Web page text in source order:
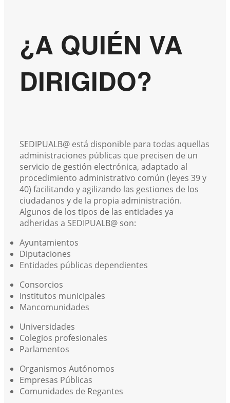
¿A QUIÉN VA
DIRIGIDO?
SEDIPUALB@ está disponible para todas aquellas
administraciones públicas que precisen de un
servicio de gestión electrónica, adaptado al
procedimiento administrativo común (leyes 39 y
40) facilitando y agilizando las gestiones de los
ciudadanos y de la propia administración.
Algunos de los tipos de las entidades ya
adheridas a SEDIPUALB@ son:
Ayuntamientos
Diputaciones
Entidades públicas dependientes
Consorcios
Institutos municipales
Mancomunidades
Universidades
Colegios profesionales
Parlamentos
Organismos Autónomos
Empresas Públicas
Comunidades de Regantes